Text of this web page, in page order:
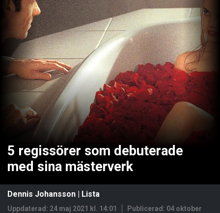
5 regissörer som debuterade
med sina mästerverk
Dennis Johansson | Lista
Uppdaterad: 24 maj 2021 kl. 14:01 Publicerad: 04 oktober